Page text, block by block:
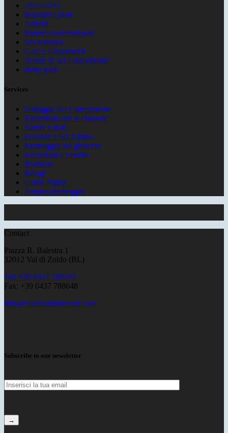
2025/2026
Impianti e piste
Attività
Partner convenzionati
Sci notturno
Gare e allenamenti
Scuole di sci e snowboard
Baby park
Services
Noleggio Sci e attrezzature
Escursioni con le ciaspole
Slittini e Bob
Freeride e Sci Alpino
Pattinaggio sul ghiaccio
Escursioni a cavallo
Biathlon
Rifugi
Guide Alpine
Ampio parcheggio
Contact
Piazza R. Balestra 1
32012 Val di Zoldo (BL)
Tel: +39 0437 789295
Fax: +39 0437 788648
info@valdizoldofunivie.com
Subscribe to our newsletter